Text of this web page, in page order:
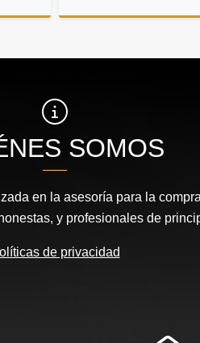
SOMOS
en la asesoría para la
y profesionales de
de privacidad